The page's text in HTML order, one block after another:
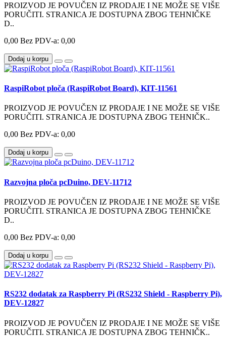
PROIZVOD JE POVUČEN IZ PRODAJE I NE MOŽE SE VIŠE
PORUČITI. STRANICA JE DOSTUPNA ZBOG TEHNIČKE
D..
0,00 Bez PDV-a: 0,00
Dodaj u korpu
RaspiRobot ploča (RaspiRobot Board), KIT-11561
PROIZVOD JE POVUČEN IZ PRODAJE I NE MOŽE SE VIŠE
PORUČITI. STRANICA JE DOSTUPNA ZBOG TEHNIČK..
0,00 Bez PDV-a: 0,00
Dodaj u korpu
Razvojna ploča pcDuino, DEV-11712
PROIZVOD JE POVUČEN IZ PRODAJE I NE MOŽE SE VIŠE
PORUČITI. STRANICA JE DOSTUPNA ZBOG TEHNIČKE
D..
0,00 Bez PDV-a: 0,00
Dodaj u korpu
RS232 dodatak za Raspberry Pi (RS232 Shield - Raspberry Pi),
DEV-12827
PROIZVOD JE POVUČEN IZ PRODAJE I NE MOŽE SE VIŠE
PORUČITI. STRANICA JE DOSTUPNA ZBOG TEHNIČK..